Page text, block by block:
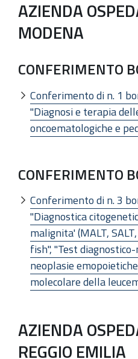
AZIENDA
MODENA
CONFERIMENTO
Conferimento di n. 1
"Diagnosi e terapia
oncoematologiche e
CONFERIMENTO
Conferimento di n. 3
"Diagnostica
malignita' (MALT,
fish", "Test
neoplasie
molecolare della
AZIENDA
REGGIO EMILIA